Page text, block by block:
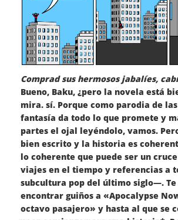
Comprad sus hermosos jabalíes,
Bueno, Baku, ¿pero la novela está
mira. sí. Porque como parodia de
fantasía da todo lo que promete y
partes el ojal leyéndolo, vamos.
bien escrito y la historia es
lo coherente que puede ser un
viajes en el tiempo y referencias a
subcultura pop del último siglo—. Te
encontrar guiños a «Apocalypse
octavo pasajero» y hasta al que se